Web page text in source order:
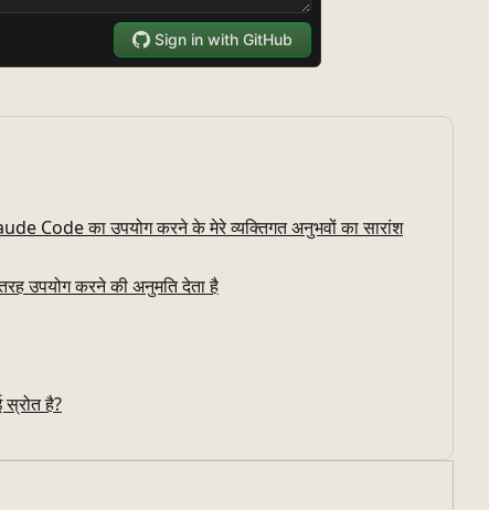
Code का उपयोग करने के मेरे व्यक्तिगत अनुभवों का सारांश
उपयोग करने की अनुमति देता है
है?